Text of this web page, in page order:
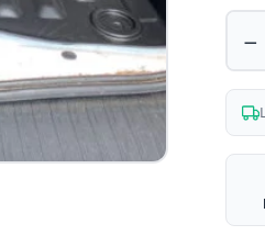
pour
−